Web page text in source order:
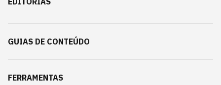
GUIAS DE CONTEÚDO
FERRAMENTAS